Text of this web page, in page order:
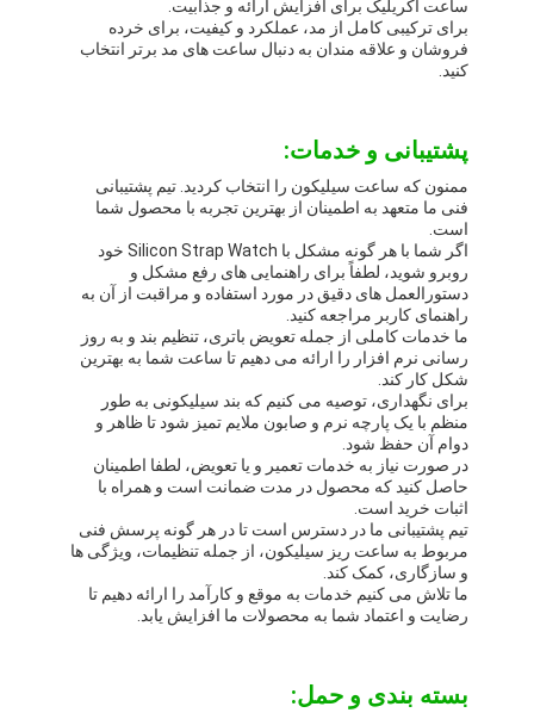
ساعت آکریلیک برای افزایش ارائه و جذابیت.
برای ترکیبی کامل از مد، عملکرد و کیفیت، برای خرده
فروشان و علاقه مندان به دنبال ساعت های مد برتر انتخاب
کنید.
پشتیبانی و خدمات:
ممنون که ساعت سیلیکون را انتخاب کردید. تیم پشتیبانی
فنی ما متعهد به اطمینان از بهترین تجربه با محصول شما
است.
اگر شما با هر گونه مشکل با Silicon Strap Watch خود
روبرو شوید، لطفاً برای راهنمایی های رفع مشکل و
دستورالعمل های دقیق در مورد استفاده و مراقبت از آن به
راهنمای کاربر مراجعه کنید.
ما خدمات کاملی از جمله تعویض باتری، تنظیم بند و به روز
رسانی نرم افزار را ارائه می دهیم تا ساعت شما به بهترین
شکل کار کند.
برای نگهداری، توصیه می کنیم که بند سیلیکونی به طور
منظم با یک پارچه نرم و صابون ملایم تمیز شود تا ظاهر و
دوام آن حفظ شود.
در صورت نیاز به خدمات تعمیر و یا تعویض، لطفا اطمینان
حاصل کنید که محصول در مدت ضمانت است و همراه با
اثبات خرید است.
تیم پشتیبانی ما در دسترس است تا در هر گونه پرسش فنی
مربوط به ساعت ریز سیلیکون، از جمله تنظیمات، ویژگی ها
و سازگاری، کمک کند.
ما تلاش می کنیم خدمات به موقع و کارآمد را ارائه دهیم تا
رضایت و اعتماد شما به محصولات ما افزایش یابد.
بسته بندی و حمل: